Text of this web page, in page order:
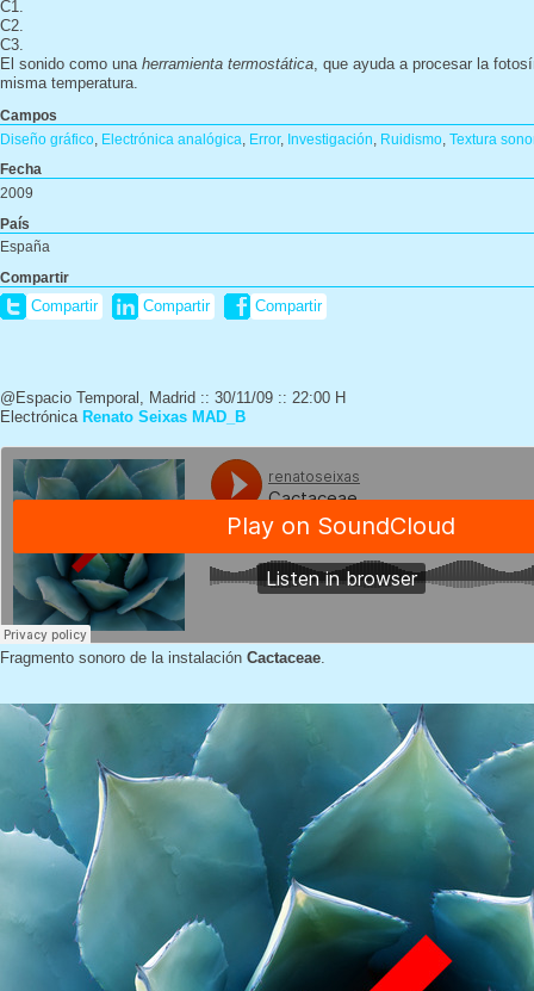
C1.
C2.
C3.
El sonido como una herramienta termostática, que ayuda a procesar la
misma temperatura.
Campos
Diseño gráfico Electrónica analógica Error, Investigación Ruidismo Textura
Fecha
2009
País
España
Compartir
Compartir Compartir Compartir
@Espacio Temporal, Madrid :: 30/11/09 :: 22:00 H
Electrónica Renato Seixas MAD_B
Fragmento sonoro de la instalación Cactaceae